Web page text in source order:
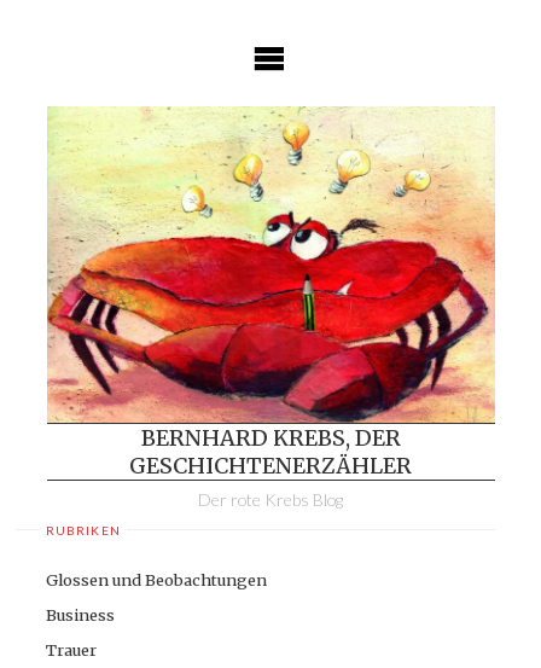
BERNHARD KREBS, DER
GESCHICHTENERZÄHLER
Der rote Krebs Blog
RUBRIKEN
Glossen und Beobachtungen
Business
Trauer